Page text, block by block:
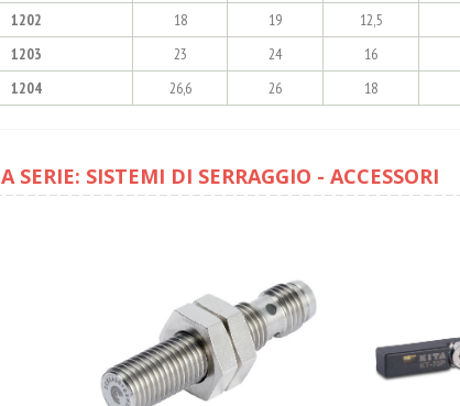
1202 18 19 12,5
1203 23 24 16
1204 26,6 26 18
SISTEMI DI SERRAGGIO - ACCESSORI